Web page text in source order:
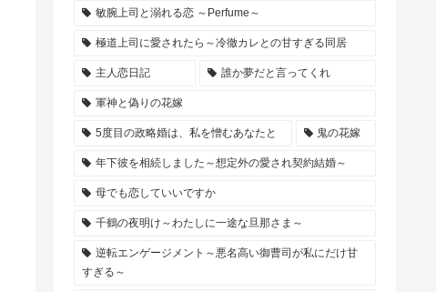
敏腕上司と溺れる恋 ～Perfume～
極道上司に愛されたら～冷徹カレとの甘すぎる同居
主人恋日記 誰か夢だと言ってくれ
軍神と偽りの花嫁
5度目の政略婚は、私を憎むあなたと 鬼の花嫁
年下彼を相続しました～想定外の愛され契約結婚～
母でも恋していいですか
千鶴の夜明け～わたしに一途な旦那さま～
逆転エンゲージメント～悪名高い御曹司が私にだけ甘
すぎる～